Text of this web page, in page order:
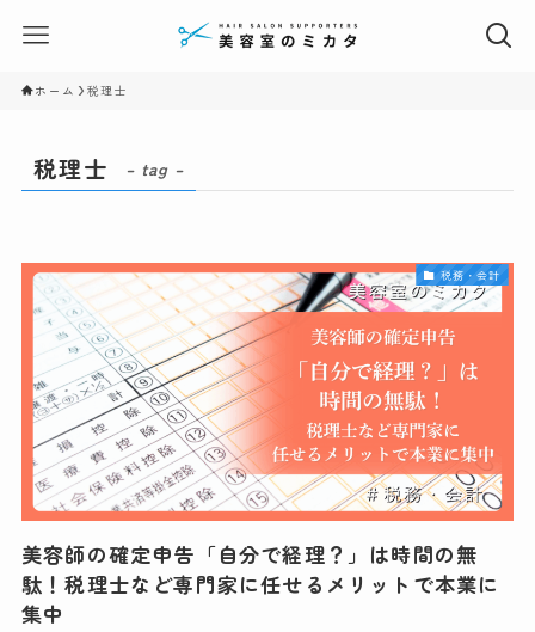
ホーム 税理士
税理士 – tag –
税務・会計
美容師の確定申告「自分で経理？」は時間の無
駄！税理士など専門家に任せるメリットで本業に
集中